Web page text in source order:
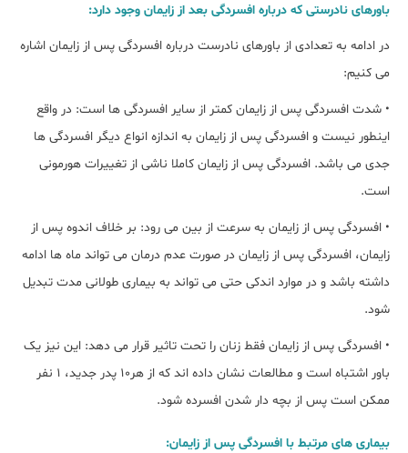
باورهای نادرستی که درباره افسردگی بعد از زایمان وجود دارد:
در ادامه به تعدادی از باورهای نادرست درباره افسردگی پس از زایمان اشاره
می کنیم:
• شدت افسردگی پس از زایمان کمتر از سایر افسردگی ها است: در واقع
اینطور نیست و افسردگی پس از زایمان به اندازه انواع دیگر افسردگی ها
جدی می باشد. افسردگی پس از زایمان کاملا ناشی از تغییرات هورمونی
است.
• افسردگی پس از زایمان به سرعت از بین می رود: بر خلاف اندوه پس از
زایمان، افسردگی پس از زایمان در صورت عدم درمان می تواند ماه ها ادامه
داشته باشد و در موارد اندکی حتی می تواند به بیماری طولانی مدت تبدیل
شود.
• افسردگی پس از زایمان فقط زنان را تحت تاثیر قرار می دهد: این نیز یک
باور اشتباه است و مطالعات نشان داده اند که از هر10 پدر جدید، 1 نفر
ممکن است پس از بچه دار شدن افسرده شود.
بیماری های مرتبط با افسردگی پس از زایمان: